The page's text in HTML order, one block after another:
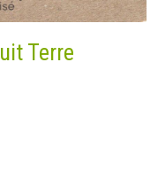
Terre